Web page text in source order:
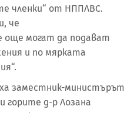
членки“ от НППЛВС.
че
още могат да подават
и по мярката
заместник-министърът
горите д-р Лозана